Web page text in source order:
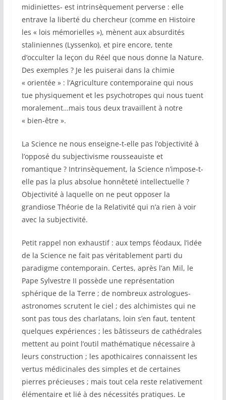
midiniettes- est intrinsèquement perverse : elle
entrave la liberté du chercheur (comme en Histoire
les « lois mémorielles »), mènent aux absurdités
staliniennes (Lyssenko), et pire encore, tente
d’occulter la leçon du Réel que nous donne la Nature.
Des exemples ? Je les puiserai dans la chimie
« orientée » : l’Agriculture contemporaine qui nous
tue physiquement et les psychotropes qui nous tuent
moralement…mais tous deux travaillent à notre
« bien-être ».
La Science ne nous enseigne-t-elle pas l’objectivité à
l’opposé du subjectivisme rousseauiste et
romantique ? Intrinsèquement, la Science n’impose-t-
elle pas la plus absolue honnêteté intellectuelle ?
Objectivité à laquelle on ne peut opposer la
grandiose Théorie de la Relativité qui n’a rien à voir
avec la subjectivité.
Petit rappel non exhaustif : aux temps féodaux, l’idée
de la Science ne fait pas véritablement parti du
paradigme contemporain. Certes, après l’an Mil, le
Pape Sylvestre II possède une représentation
sphérique de la Terre ; de nombreux astrologues-
astronomes scrutent le ciel ; des alchimistes qui ne
sont pas tous des charlatans, loin s’en faut, tentent
quelques expériences ; les bâtisseurs de cathédrales
mettent au point l’outil mathématique nécessaire à
leurs construction ; les apothicaires connaissent les
vertus médicinales des simples et de certaines
pierres précieuses ; mais tout cela reste relativement
élémentaire et lié à des nécessités pratiques. Le